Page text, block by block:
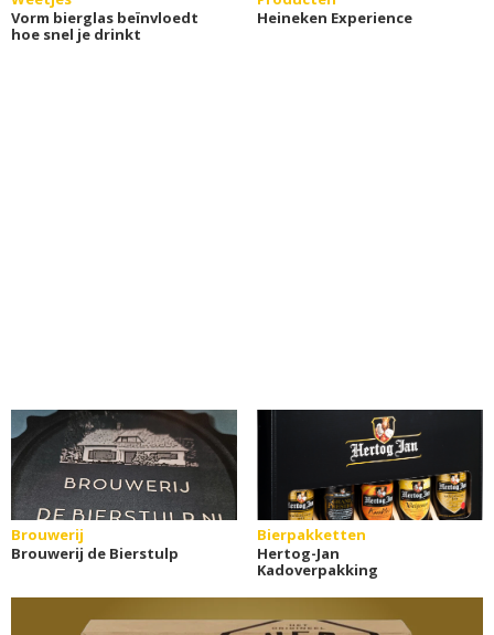
Vorm bierglas beïnvloedt
hoe snel je drinkt
Heineken Experience
Brouwerij
Brouwerij de Bierstulp
Bierpakketten
Hertog-Jan
Kadoverpakking